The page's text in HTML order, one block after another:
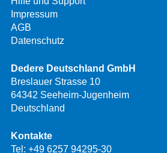
Impressum
AGB
Datenschutz
Dedere Deutschland GmbH
Breslauer Strasse 10
64342 Seeheim-Jugenheim
Deutschland
Kontakte
Tel: +49 6257 94295-30